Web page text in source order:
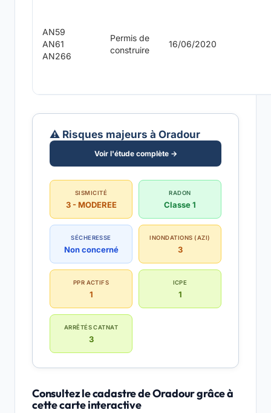
AN59
AN61
AN266
Permis de
construire
16/06/2020
⚠️ Risques majeurs à Oradour
Voir l'étude complète →
SISMICITÉ
3 - MODEREE
RADON
Classe 1
SÉCHERESSE
Non concerné
INONDATIONS (AZI)
3
PPR ACTIFS
1
ICPE
1
ARRÊTÉS CATNAT
3
Consultez le cadastre de Oradour grâce à
cette carte interactive